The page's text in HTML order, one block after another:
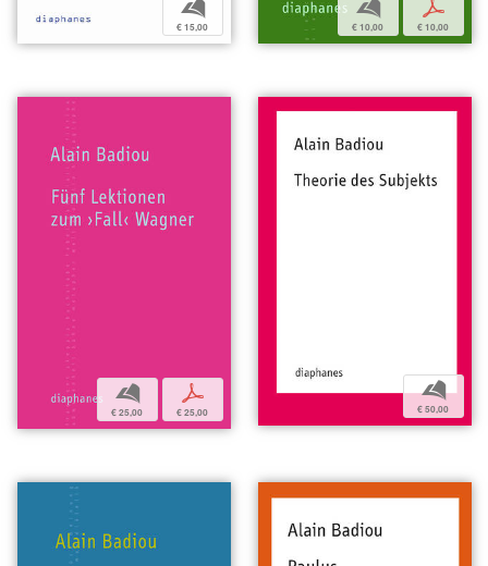
b
€ 15,00
b
€ 10,00
p
€ 10,00
b
€ 25,00
p
€ 25,00
b
€ 50,00